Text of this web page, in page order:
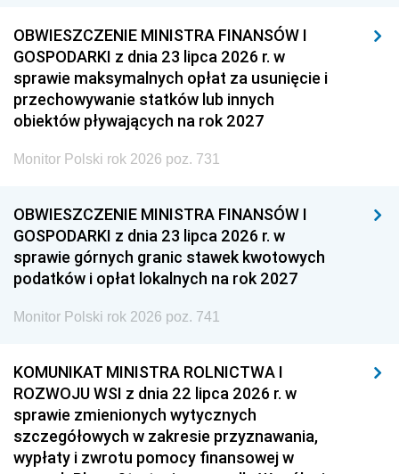
OBWIESZCZENIE MINISTRA FINANSÓW I
GOSPODARKI z dnia 23 lipca 2026 r. w
sprawie maksymalnych opłat za usunięcie i
przechowywanie statków lub innych
obiektów pływających na rok 2027
Monitor Polski rok 2026 poz. 731
OBWIESZCZENIE MINISTRA FINANSÓW I
GOSPODARKI z dnia 23 lipca 2026 r. w
sprawie górnych granic stawek kwotowych
podatków i opłat lokalnych na rok 2027
Monitor Polski rok 2026 poz. 741
KOMUNIKAT MINISTRA ROLNICTWA I
ROZWOJU WSI z dnia 22 lipca 2026 r. w
sprawie zmienionych wytycznych
szczegółowych w zakresie przyznawania,
wypłaty i zwrotu pomocy finansowej w